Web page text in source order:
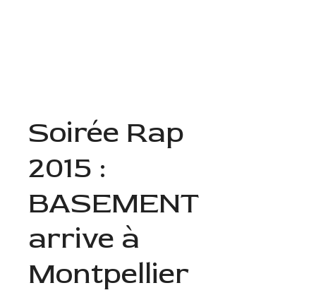
Soirée Rap
2015 :
BASEMENT
arrive à
Montpellier